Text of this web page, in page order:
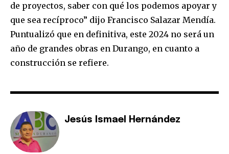
de proyectos, saber con qué los podemos apoyar y
que sea recíproco” dijo Francisco Salazar Mendía.
Puntualizó que en definitiva, este 2024 no será un
año de grandes obras en Durango, en cuanto a
construcción se refiere.
Jesús Ismael Hernández